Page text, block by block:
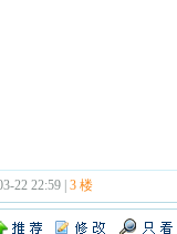
22 22:59 | 3 楼